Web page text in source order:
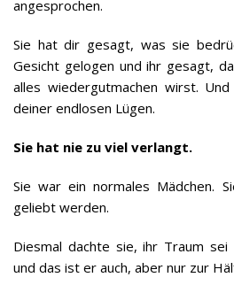
angesprochen.
Sie hat dir gesagt, was sie
Gesicht gelogen und ihr gesagt,
alles wiedergutmachen wirst.
deiner endlosen Lügen.
Sie hat nie zu viel verlangt.
Sie war ein normales Mädchen.
geliebt werden.
Diesmal dachte sie, ihr Traum sei
und das ist er auch, aber nur zur